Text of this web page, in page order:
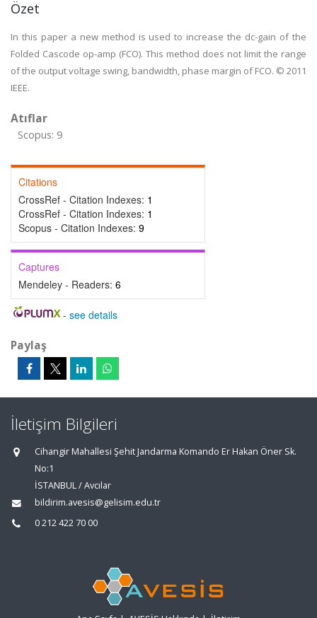
Özet
In this paper a new method is used to increase the dc-gain of the
Folded Cascode op-amp (FCO). This method does not limit the range
of the output voltage swing, bandwidth, phase margin of FCO. © 2011
IEEE.
Atıflar
Scopus: 9
Citations
CrossRef - Citation Indexes: 1
CrossRef - Citation Indexes: 1
Scopus - Citation Indexes: 9
Captures
Mendeley - Readers: 6
- see details
Paylaş
İletişim Bilgileri
Cihangir Mahallesi Şehit Jandarma Komando Er Hakan Öner Sk.
No:1
İSTANBUL / Avcılar
bildirim.avesis@gelisim.edu.tr
0 212 422 70 00